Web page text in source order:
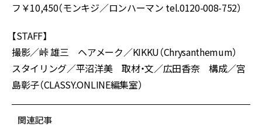
フ￥10,450（モンキジ／ロンハーマン tel.0120-008-752）
【STAFF】
撮影／峠 雄三 ヘアメーク／KIKKU（Chrysanthemum）
スタイリング／平沼洋美 取材・文／広田香奈 構成／宮
島彰子（CLASSY.ONLINE編集室）
関連記事